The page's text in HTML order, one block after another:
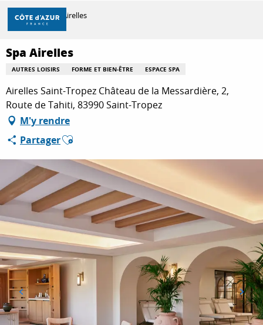
Aller
contenu
principal
DÉCOUVRIR
À FAIRE
SÉJOURNER
Accueil Spa Airelles
Spa Airelles
AUTRES LOISIRS FORME ET BIEN-ÊTRE ESPACE SPA
Airelles Saint-Tropez Château de la Messardière, 2,
Route de Tahiti, 83990 Saint-Tropez
M'y rendre
PartagerAjouter aux favoris